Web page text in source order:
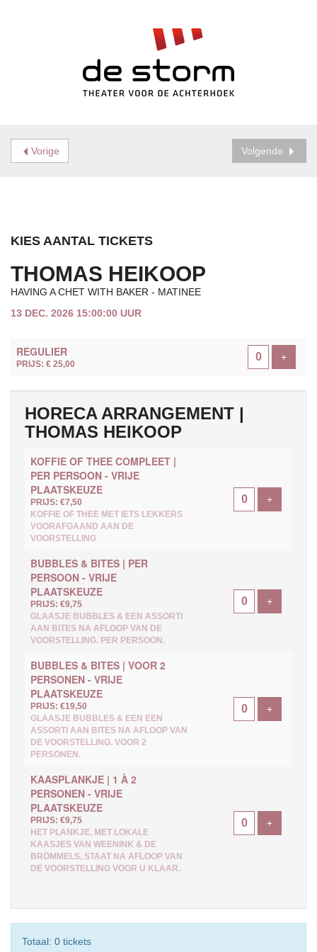
Vorige Volgende
KIES AANTAL TICKETS
THOMAS HEIKOOP
HAVING A CHET WITH BAKER - MATINEE
13 DEC. 2026 15:00:00 UUR
REGULIER
PRIJS: € 25,00
+Voeg
HORECA ARRANGEMENT |
THOMAS HEIKOOP
KOFFIE OF THEE COMPLEET |
PER PERSOON - VRIJE
PLAATSKEUZE
PRIJS: €7,50
KOFFIE OF THEE MET IETS LEKKERS
VOORAFGAAND AAN DE
VOORSTELLING
+Voeg
BUBBLES & BITES | PER
PERSOON - VRIJE
PLAATSKEUZE
PRIJS: €9,75
GLAASJE BUBBLES & EEN ASSORTI
AAN BITES NA AFLOOP VAN DE
VOORSTELLING. PER PERSOON.
+Voeg
BUBBLES & BITES | VOOR 2
PERSONEN - VRIJE
PLAATSKEUZE
PRIJS: €19,50
GLAASJE BUBBLES & EEN EEN
ASSORTI AAN BITES NA AFLOOP VAN
DE VOORSTELLING. VOOR 2
PERSONEN.
+Voeg
KAASPLANKJE | 1 À 2
PERSONEN - VRIJE
PLAATSKEUZE
PRIJS: €9,75
HET PLANKJE, MET LOKALE
KAASJES VAN WEENINK & DE
BRÖMMELS, STAAT NA AFLOOP VAN
DE VOORSTELLING VOOR U KLAAR.
+Voeg
Totaal: 0 tickets